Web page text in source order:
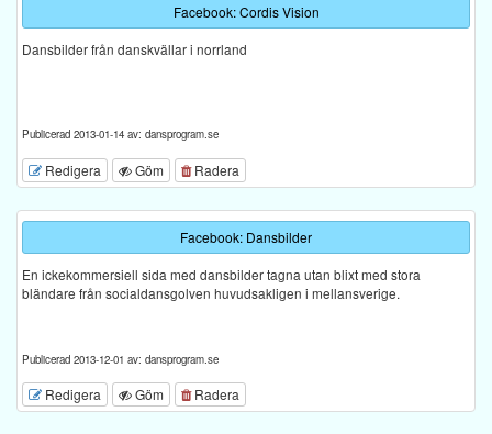
Facebook: Cordis Vision
Dansbilder från danskvällar i norrland
Publicerad 2013-01-14 av: dansprogram.se
Redigera Göm Radera
Facebook: Dansbilder
En ickekommersiell sida med dansbilder tagna utan blixt med stora
bländare från socialdansgolven huvudsakligen i mellansverige.
Publicerad 2013-12-01 av: dansprogram.se
Redigera Göm Radera